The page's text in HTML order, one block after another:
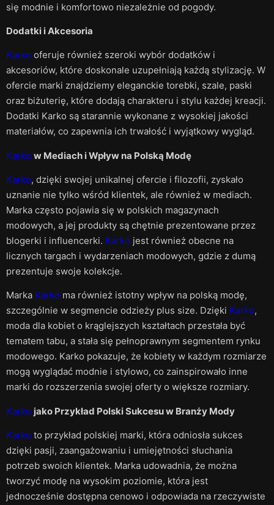
się modnie i komfortowo niezależnie od pogody.
Dodatki i Akcesoria
Karko oferuje również szeroki wybór dodatków i
akcesoriów, które doskonale uzupełniają każdą stylizację. W
ofercie marki znajdziemy eleganckie torebki, szale, paski
oraz biżuterię, które dodają charakteru i stylu każdej kreacji.
Dodatki Karko są starannie wykonane z wysokiej jakości
materiałów, co zapewnia ich trwałość i wyjątkowy wygląd.
Karko w Mediach i Wpływ na Polską Modę
Karko, dzięki swojej unikalnej ofercie i filozofii, zyskało
uznanie nie tylko wśród klientek, ale również w mediach.
Marka często pojawia się w polskich magazynach
modowych, a jej produkty są chętnie prezentowane przez
blogerki i influencerki. Karko jest również obecne na
licznych targach i wydarzeniach modowych, gdzie z dumą
prezentuje swoje kolekcje.
Marka Karko ma również istotny wpływ na polską modę,
szczególnie w segmencie odzieży plus size. Dzięki Karko,
moda dla kobiet o krąglejszych kształtach przestała być
tematem tabu, a stała się pełnoprawnym segmentem rynku
modowego. Karko pokazuje, że kobiety w każdym rozmiarze
mogą wyglądać modnie i stylowo, co zainspirowało inne
marki do rozszerzenia swojej oferty o większe rozmiary.
Karko jako Przykład Polski Sukcesu w Branży Mody
Karko to przykład polskiej marki, która odniosła sukces
dzięki pasji, zaangażowaniu i umiejętności słuchania
potrzeb swoich klientek. Marka udowadnia, że można
tworzyć modę na wysokim poziomie, która jest
jednocześnie dostępna cenowo i odpowiada na rzeczywiste